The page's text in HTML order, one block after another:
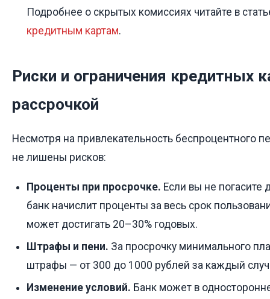
Подробнее о скрытых комиссиях читайте в
кредитным картам.
Риски и ограничения кредитных
рассрочкой
Несмотря на привлекательность беспроцентного
не лишены рисков:
Проценты при просрочке. Если вы не погасите
банк начислит проценты за весь срок
может достигать 20–30% годовых.
Штрафы и пени. За просрочку минимального
штрафы — от 300 до 1000 рублей за каждый
Изменение условий. Банк может в